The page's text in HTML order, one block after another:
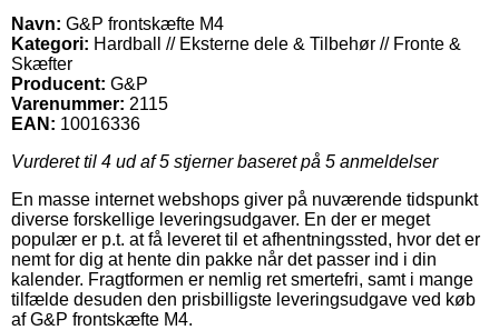
Navn: G&P frontskæfte M4
Kategori: Hardball // Eksterne dele & Tilbehør // Fronte &
Skæfter
Producent: G&P
Varenummer: 2115
EAN: 10016336
Vurderet til 4 ud af 5 stjerner baseret på 5 anmeldelser
En masse internet webshops giver på nuværende tidspunkt
diverse forskellige leveringsudgaver. En der er meget
populær er p.t. at få leveret til et afhentningssted, hvor det er
nemt for dig at hente din pakke når det passer ind i din
kalender. Fragtformen er nemlig ret smertefri, samt i mange
tilfælde desuden den prisbilligste leveringsudgave ved køb
af G&P frontskæfte M4.